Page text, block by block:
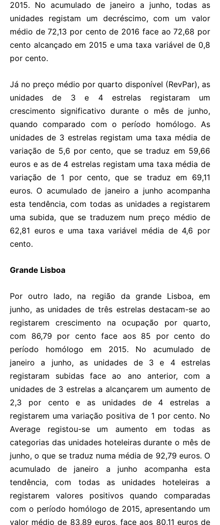
2015. No acumulado de janeiro a junho, todas as
unidades registam um decréscimo, com um valor
médio de 72,13 por cento de 2016 face ao 72,68 por
cento alcançado em 2015 e uma taxa variável de 0,8
por cento.
Já no preço médio por quarto disponível (RevPar), as
unidades de 3 e 4 estrelas registaram um
crescimento significativo durante o mês de junho,
quando comparado com o período homólogo. As
unidades de 3 estrelas registam uma taxa média de
variação de 5,6 por cento, que se traduz em 59,66
euros e as de 4 estrelas registam uma taxa média de
variação de 1 por cento, que se traduz em 69,11
euros. O acumulado de janeiro a junho acompanha
esta tendência, com todas as unidades a registarem
uma subida, que se traduzem num preço médio de
62,81 euros e uma taxa variável média de 4,6 por
cento.
Grande Lisboa
Por outro lado, na região da grande Lisboa, em
junho, as unidades de três estrelas destacam-se ao
registarem crescimento na ocupação por quarto,
com 86,79 por cento face aos 85 por cento do
período homólogo em 2015. No acumulado de
janeiro a junho, as unidades de 3 e 4 estrelas
registaram subidas face ao ano anterior, com a
unidades de 3 estrelas a alcançarem um aumento de
2,3 por cento e as unidades de 4 estrelas a
registarem uma variação positiva de 1 por cento. No
Average registou-se um aumento em todas as
categorias das unidades hoteleiras durante o mês de
junho, o que se traduz numa média de 92,79 euros. O
acumulado de janeiro a junho acompanha esta
tendência, com todas as unidades hoteleiras a
registarem valores positivos quando comparadas
com o período homólogo de 2015, apresentando um
valor médio de 83,89 euros, face aos 80,11 euros de